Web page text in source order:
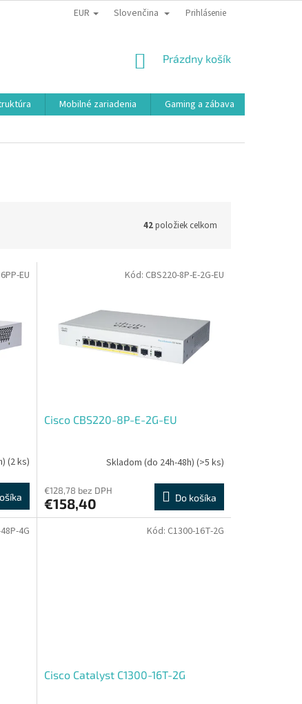
EUR Slovenčina Prihlásenie
NÁKUPNÝ
Prázdny košík
Mobilné zariadenia Gaming a zábava
42položiek celkom
(2 ks)
EU
Cisco CBS220-8P-E-2G-EU
Skladom (do 24h-48h) (>5 ks)
€128,78 bez DPH
€158,40 Do košíka
Kód: CBS220-8P-E-2G-EU
4G
Cisco Catalyst C1300-16T-2G
Kód: C1300-16T-2G